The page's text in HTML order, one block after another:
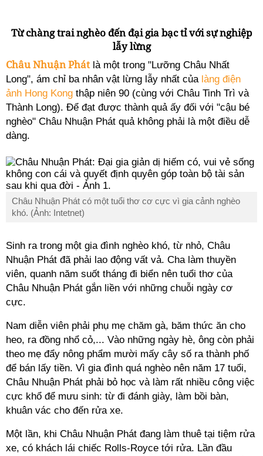
Từ chàng trai nghèo đến đại gia bạc tỉ với sự nghiệp
lẫy lừng
Châu Nhuận Phátlà một trong "Lưỡng Châu Nhất
Long", ám chỉ ba nhân vật lừng lẫy nhất của làng điện
ảnh Hong Kong thập niên 90 (cùng với Châu Tinh Trì và
Thành Long). Để đạt được thành quả ấy đối với "cậu bé
nghèo" Châu Nhuận Phát quả không phải là một điều dễ
dàng.
Châu Nhuận Phát có một tuổi thơ cơ cực vì gia cảnh nghèo
khó. (Ảnh: Intetnet)
Sinh ra trong một gia đình nghèo khó, từ nhỏ, Châu
Nhuận Phát đã phải lao động vất vả. Cha làm thuyền
viên, quanh năm suốt tháng đi biển nên tuổi thơ của
Châu Nhuận Phát gắn liền với những chuỗi ngày cơ
cực.
Nam diễn viên phải phụ mẹ chăm gà, băm thức ăn cho
heo, ra đồng nhổ cỏ,... Vào những ngày hè, ông còn phải
theo mẹ đẩy nông phẩm mười mấy cây số ra thành phố
để bán lấy tiền. Vì gia đình quá nghèo nên năm 17 tuổi,
Châu Nhuận Phát phải bỏ học và làm rất nhiều công việc
cực khổ để mưu sinh: từ đi đánh giày, làm bồi bàn,
khuân vác cho đến rửa xe.
Một lần, khi Châu Nhuận Phát đang làm thuê tại tiệm rửa
xe, có khách lái chiếc Rolls-Royce tới rửa. Lần đầu